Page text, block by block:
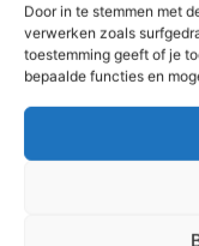
Door in te stemmen met
verwerken zoals
toestemming geeft of je
bepaalde functies en